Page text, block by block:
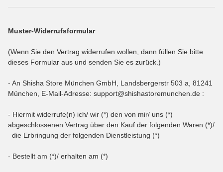
Muster-Widerrufsformular
(Wenn Sie den Vertrag widerrufen wollen, dann füllen Sie bitte
dieses Formular aus und senden Sie es zurück.)
- An Shisha Store München GmbH, Landsbergerstr 503 a, 81241
München
E-Mail-Adresse: support@shishastoremunchen.de :
- Hiermit widerrufe(n) ich/ wir (*) den von mir/ uns (*)
abgeschlossenen Vertrag über den Kauf der folgenden Waren (*)/
die Erbringung der folgenden Dienstleistung (*)
- Bestellt am (*)/ erhalten am (*)